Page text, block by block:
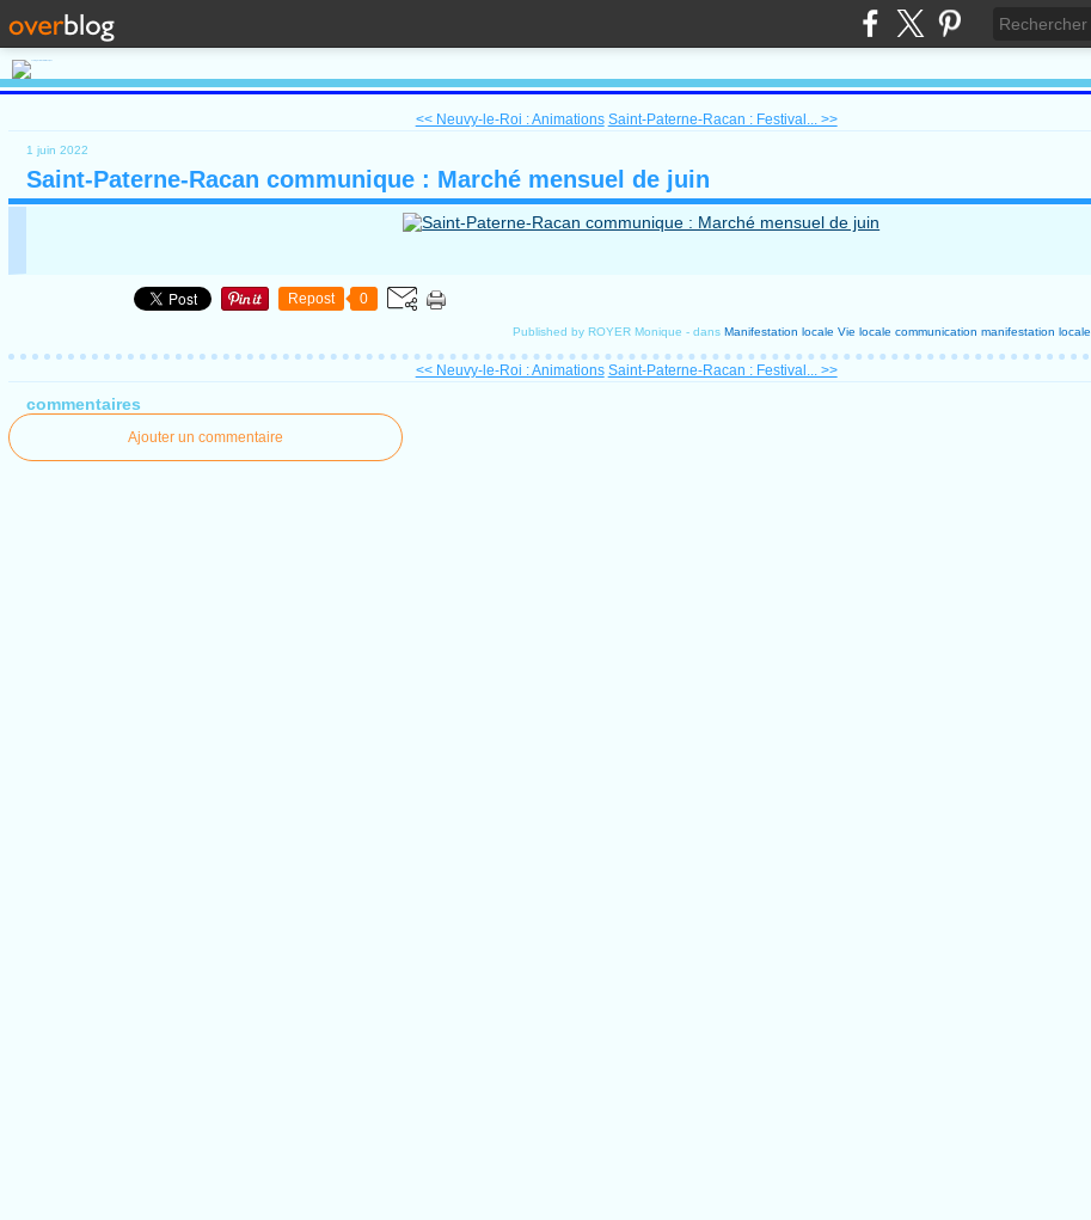
<< Neuvy-le-Roi : Animations Saint-Paterne-Racan : Festival... >>
1 juin 2022
Saint-Paterne-Racan communique : Marché mensuel de juin
Repost 0
Published by ROYER Monique -dans Manifestation locale Vie locale communication manifestation locale
<< Neuvy-le-Roi : Animations Saint-Paterne-Racan : Festival... >>
commentaires
Ajouter un commentaire